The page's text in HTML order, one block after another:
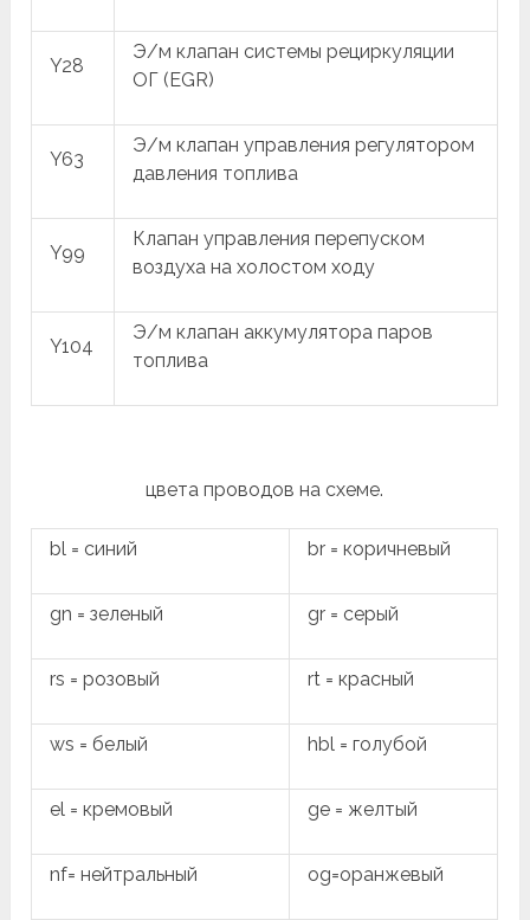
Y28
Э/м клапан системы рециркуляции
ОГ (EGR)
Y63
Э/м клапан управления регулятором
давления топлива
Y99
Клапан управления перепуском
воздуха на холостом ходу
Y104
Э/м клапан аккумулятора паров
топлива
цвета проводов на схеме.
bl = синий br = коричневый
gn = зеленый gr = серый
rs = розовый rt = красный
ws = белый hbl = голубой
el = кремовый ge = желтый
nf= нейтральный og=оранжевый